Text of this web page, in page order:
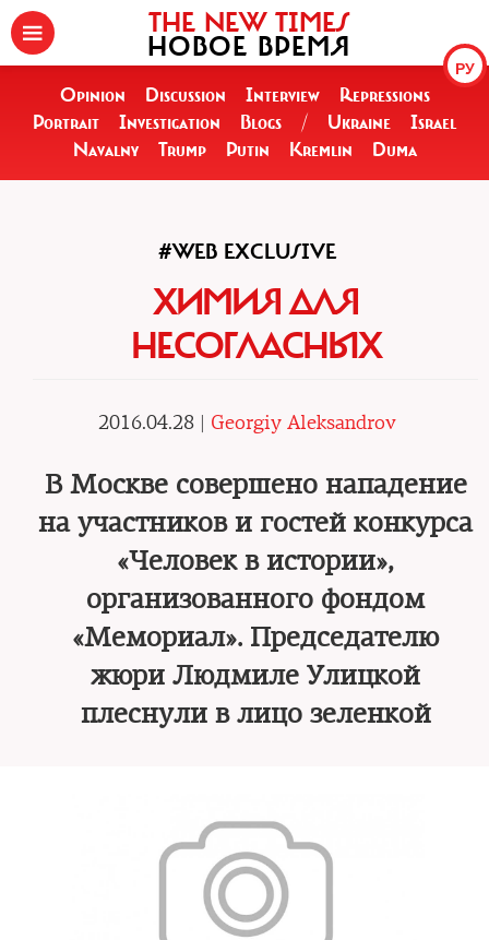
РУ
THE NEW TIMES
НОВОЕ ВРЕМЯ
Opinion Discussion Interview
Repressions
Portrait
Investigation Blogs / Ukraine
Israel
Navalny
Trump Putin Kremlin Duma
#WEB EXCLUSIVE
ХИМИЯ ДЛЯ
НЕСОГЛАСНЫХ
2016.04.28 | Georgiy Aleksandrov
В Москве совершено нападение
на участников и гостей конкурса
«Человек в истории»,
организованного фондом
«Мемориал». Председателю
жюри Людмиле Улицкой
плеснули в лицо зеленкой